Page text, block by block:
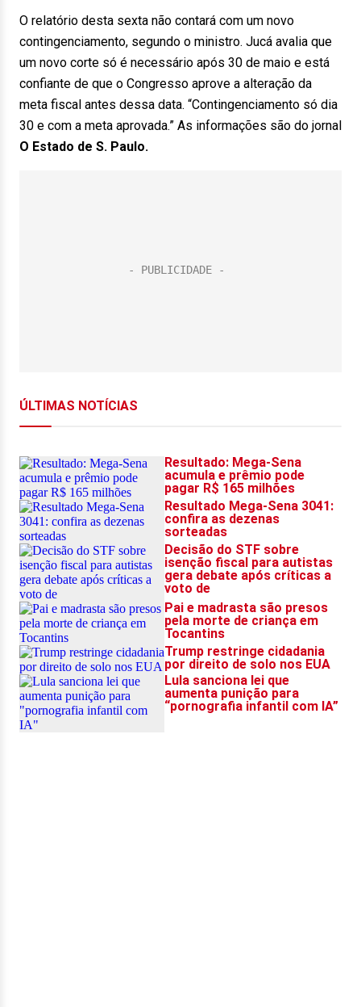
O relatório desta sexta não contará com um novo
contingenciamento, segundo o ministro. Jucá avalia que
um novo corte só é necessário após 30 de maio e está
confiante de que o Congresso aprove a alteração da
meta fiscal antes dessa data. “Contingenciamento só dia
30 e com a meta aprovada.” As informações são do jornal
O Estado de S. Paulo.